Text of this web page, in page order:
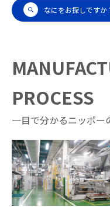
なにをお探しですか
PROCESS
一目で分かるニッポー